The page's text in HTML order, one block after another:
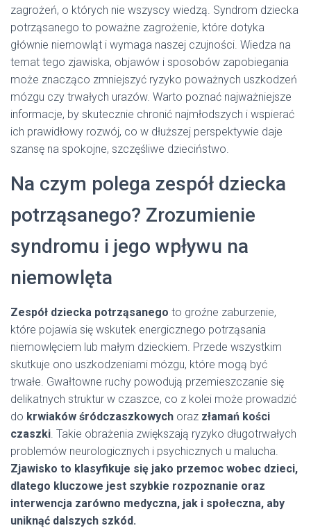
zagrożeń, o których nie wszyscy wiedzą. Syndrom dziecka
potrząsanego to poważne zagrożenie, które dotyka
głównie niemowląt i wymaga naszej czujności. Wiedza na
temat tego zjawiska, objawów i sposobów zapobiegania
może znacząco zmniejszyć ryzyko poważnych uszkodzeń
mózgu czy trwałych urazów. Warto poznać najważniejsze
informacje, by skutecznie chronić najmłodszych i wspierać
ich prawidłowy rozwój, co w dłuższej perspektywie daje
szansę na spokojne, szczęśliwe dzieciństwo.
Na czym polega zespół dziecka
potrząsanego? Zrozumienie
syndromu i jego wpływu na
niemowlęta
Zespół dziecka potrząsanego to groźne zaburzenie,
które pojawia się wskutek energicznego potrząsania
niemowlęciem lub małym dzieckiem. Przede wszystkim
skutkuje ono uszkodzeniami mózgu, które mogą być
trwałe. Gwałtowne ruchy powodują przemieszczanie się
delikatnych struktur w czaszce, co z kolei może prowadzić
do krwiaków śródczaszkowych oraz złamań kości
czaszki. Takie obrażenia zwiększają ryzyko długotrwałych
problemów neurologicznych i psychicznych u malucha.
Zjawisko to klasyfikuje się jako przemoc wobec dzieci,
dlatego kluczowe jest szybkie rozpoznanie oraz
interwencja zarówno medyczna, jak i społeczna, aby
uniknąć dalszych szkód.